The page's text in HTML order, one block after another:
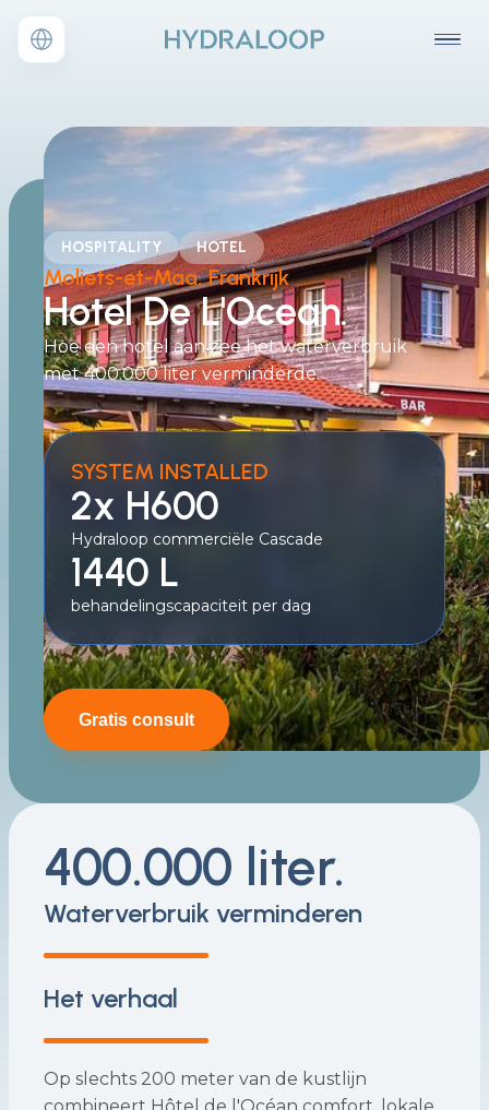
HOSPITALITY HOTEL
Moliets-et-Maa, Frankrijk
Hotel De L'Ocean.
Hoe een hotel aan zee het waterverbruik
met 400.000 liter verminderde.
SYSTEM INSTALLED
2x H600
Hydraloop commerciële Cascade
1440 L
behandelingscapaciteit per dag
Gratis consult
400.000 liter.
Waterverbruik verminderen
Het verhaal
Op slechts 200 meter van de kustlijn